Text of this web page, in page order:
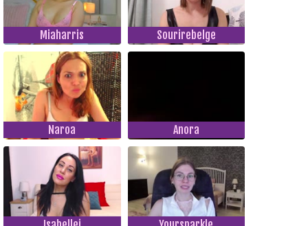
Miaharris Sourirebelge
Naroa Anora